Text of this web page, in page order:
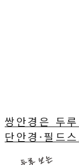
쌍안경은 두
단안경·필드